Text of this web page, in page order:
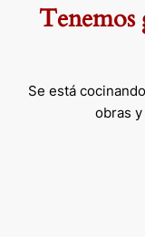
Tenemos
Se está
obras